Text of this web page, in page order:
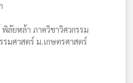
ลัยหล้า ภาควิชาวิศวกรรม
มศาสตร์ ม.เกษตรศาสตร์